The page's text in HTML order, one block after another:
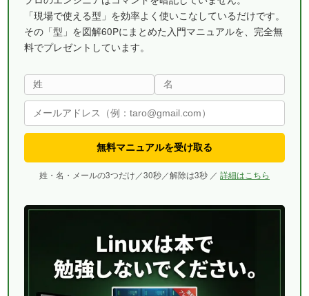
「現場で使える型」を効率よく使いこなしているだけです。
その「型」を図解60Pにまとめた入門マニュアルを、完全無
料でプレゼントしています。
無料マニュアルを受け取る
姓・名・メールの3つだけ／30秒／解除は3秒 ／ 詳細はこちら